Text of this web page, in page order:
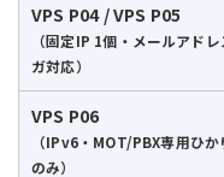
VPS P04 / VPS P05
（固定IP 1個・メールアド
ガ対応）
VPS P06
（IPv6・MOT/PBX専用ひ
のみ）